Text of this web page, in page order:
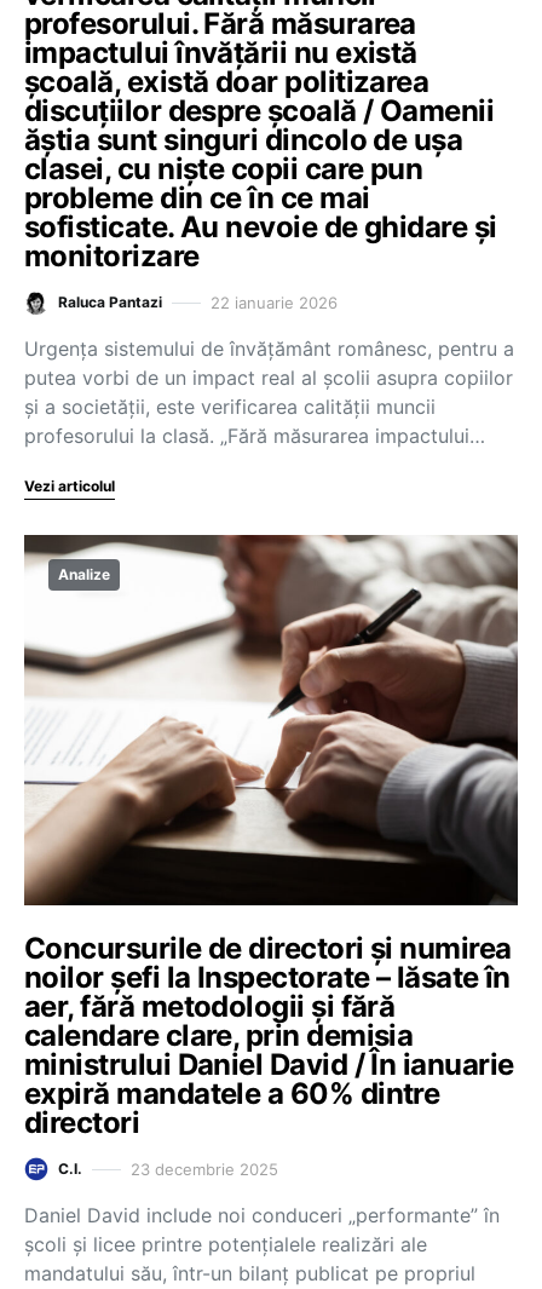
profesorului. Fără măsurarea
impactului învățării nu există
școală, există doar politizarea
discuțiilor despre școală / Oamenii
ăștia sunt singuri dincolo de ușa
clasei, cu niște copii care pun
probleme din ce în ce mai
sofisticate. Au nevoie de ghidare și
monitorizare
Raluca Pantazi 22 ianuarie 2026
Urgența sistemului de învățământ românesc, pentru a
putea vorbi de un impact real al școlii asupra copiilor
și a societății, este verificarea calității muncii
profesorului la clasă. „Fără măsurarea impactului…
Vezi articolul
Analize
Concursurile de directori și numirea
noilor șefi la Inspectorate – lăsate în
aer, fără metodologii și fără
calendare clare, prin demisia
ministrului Daniel David / În ianuarie
expiră mandatele a 60% dintre
directori
C.I. 23 decembrie 2025
Daniel David include noi conduceri „performante” în
școli și licee printre potențialele realizări ale
mandatului său, într-un bilanț publicat pe propriul